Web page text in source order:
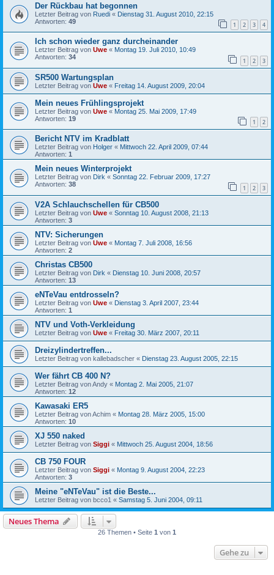
Der Rückbau hat begonnen
Letzter Beitrag von Ruedi « Dienstag 31. August 2010, 22:15
Antworten: 49 1 2 3 4
Ich schon wieder ganz durcheinander
Letzter Beitrag von Uwe « Montag 19. Juli 2010, 10:49
Antworten: 34 1 2 3
SR500 Wartungsplan
Letzter Beitrag von Uwe « Freitag 14. August 2009, 20:04
Mein neues Frühlingsprojekt
Letzter Beitrag von Uwe « Montag 25. Mai 2009, 17:49
Antworten: 19 1 2
Bericht NTV im Kradblatt
Letzter Beitrag von Holger « Mittwoch 22. April 2009, 07:44
Antworten: 1
Mein neues Winterprojekt
Letzter Beitrag von Dirk « Sonntag 22. Februar 2009, 17:27
Antworten: 38 1 2 3
V2A Schlauchschellen für CB500
Letzter Beitrag von Uwe « Sonntag 10. August 2008, 21:13
Antworten: 3
NTV: Sicherungen
Letzter Beitrag von Uwe « Montag 7. Juli 2008, 16:56
Antworten: 2
Christas CB500
Letzter Beitrag von Dirk « Dienstag 10. Juni 2008, 20:57
Antworten: 13
eNTeVau entdrosseln?
Letzter Beitrag von Uwe « Dienstag 3. April 2007, 23:44
Antworten: 1
NTV und Voth-Verkleidung
Letzter Beitrag von Uwe « Freitag 30. März 2007, 20:11
Dreizylindertreffen...
Letzter Beitrag von kallebadscher « Dienstag 23. August 2005, 22:15
Wer fährt CB 400 N?
Letzter Beitrag vonAndy « Montag 2. Mai 2005, 21:07
Antworten: 12
Kawasaki ER5
Letzter Beitrag vonAchim « Montag 28. März 2005, 15:00
Antworten: 10
XJ 550 naked
Letzter Beitrag von Siggi « Mittwoch 25. August 2004, 18:56
CB 750 FOUR
Letzter Beitrag von Siggi « Montag 9. August 2004, 22:23
Antworten: 3
Meine "eNTeVau" ist die Beste...
Letzter Beitrag von bcco1 « Samstag 5. Juni 2004, 09:11
Neues Thema
26 Themen • Seite 1 von 1
Gehe zu